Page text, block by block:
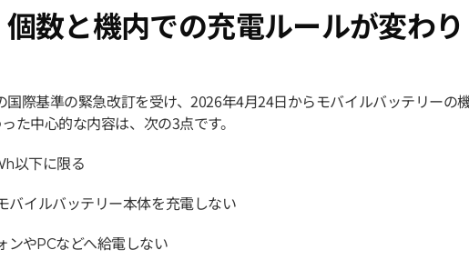
数と機内での充電ルールが変わり
際基準の緊急改訂を受け、2026年4月24日からモバイルバッテリーの
た中心的な内容は、次の3点です。
以下に限る
バイルバッテリー本体を充電しない
ンやPCなどへ給電しない